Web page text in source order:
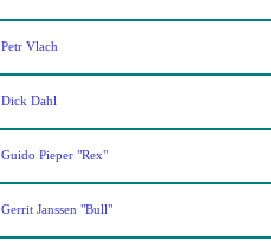
Petr Vlach
Dick Dahl
Guido Pieper "Rex"
Gerrit Janssen "Bull"